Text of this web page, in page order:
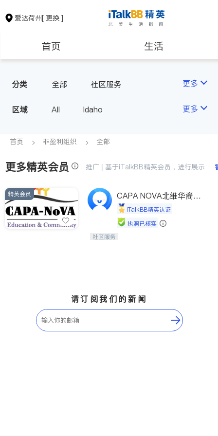
爱达荷州[ 更换 ]
首页 生活
房地产租售
教育
非盈利组织
分类 全部 社区服务 更多
区域 All Idaho 更多
首页 非盈利组织 全部
更多精英会员 推广 | 基于iTalkBB精英会员，进行展示
精英会员
CAPA NOVA北维华裔家
长会iTalkBB精英认证
执照已核实
连接家长与社会，赋能孩子与下一代，
社区服务
请订阅我们的新闻